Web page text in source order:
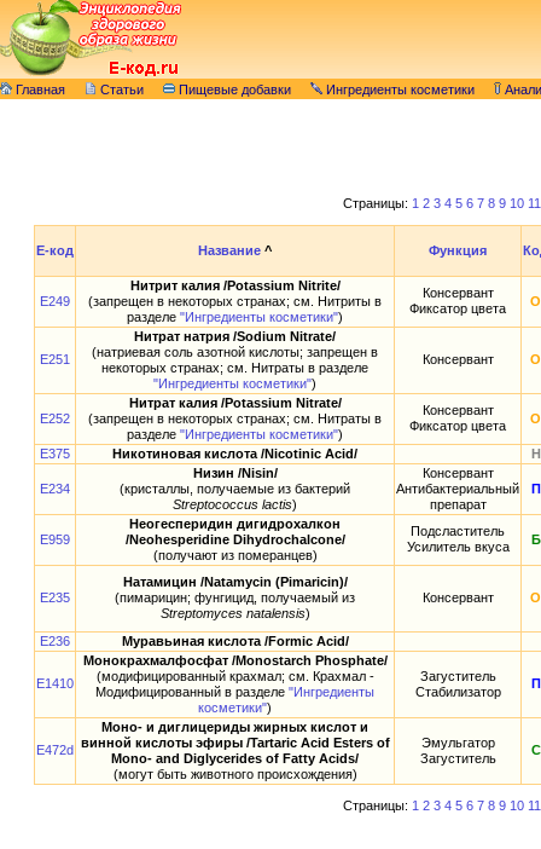
Главная Статьи Пищевые добавки Ингредиенты косметики
Страницы: 1 2 3 4 5 6 7 8 9 10 11
E-код Название ^ Функция
E249
Нитрит калия /Potassium Nitrite/
(запрещен в некоторых странах; см. Нитриты в
разделе "Ингредиенты косметики")
Консервант
Фиксатор цвета
О
E251
Нитрат натрия /Sodium Nitrate/
(натриевая соль азотной кислоты; запрещен в
некоторых странах; см. Нитраты в разделе
"Ингредиенты косметики")
Консервант О
E252
Нитрат калия /Potassium Nitrate/
(запрещен в некоторых странах; см. Нитраты в
разделе "Ингредиенты косметики")
Консервант
Фиксатор цвета
О
E375 Никотиновая кислота /Nicotinic Acid/ Н
E234
Низин /Nisin/
(кристаллы, получаемые из бактерий
Streptococcus lactis)
Консервант
Антибактериальный
препарат
П
E959
Неогесперидин дигидрохалкон
/Neohesperidine Dihydrochalcone/
(получают из померанцев)
Подсластитель
Усилитель вкуса
Б
E235
Натамицин /Natamycin (Pimaricin)/
(пимарицин; фунгицид, получаемый из
Streptomyces natalensis)
Консервант О
E236 Муравьиная кислота /Formic Acid/
E1410
Монокрахмалфосфат /Monostarch Phosphate/
(модифицированный крахмал; см. Крахмал -
Модифицированный в разделе "Ингредиенты
косметики")
Загуститель
Стабилизатор
П
E472d
Моно- и диглицериды жирных кислот и
винной кислоты эфиры /Tartaric Acid Esters of
Mono- and Diglycerides of Fatty Acids/
(могут быть животного происхождения)
Эмульгатор
Загуститель
С
Страницы: 1 2 3 4 5 6 7 8 9 10 11